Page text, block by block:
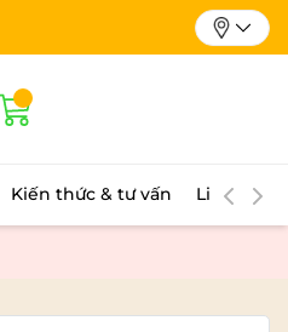
Kiến thức & tư vấn Liên hệ